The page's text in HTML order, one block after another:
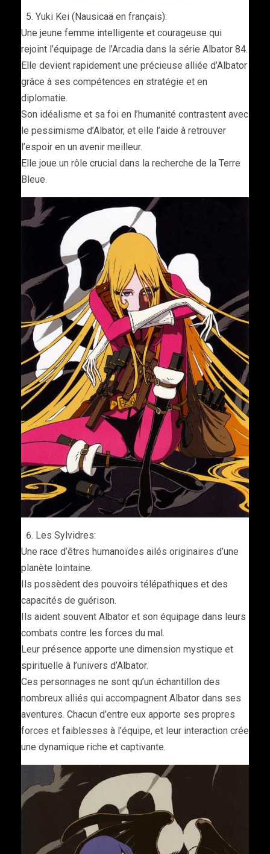
Yuki Kei (Nausicaä en français):
Une jeune femme intelligente et courageuse qui
rejoint l’équipage de l’Arcadia dans la série Albator 84.
Elle devient rapidement une précieuse alliée d’Albator
grâce à ses compétences en stratégie et en
diplomatie.
Son idéalisme et sa foi en l’humanité contrastent avec
le pessimisme d’Albator, et elle l’aide à retrouver
l’espoir en un avenir meilleur.
Elle joue un rôle crucial dans la recherche de la Terre
Bleue.
Les Sylvidres:
Une race d’êtres humanoïdes ailés originaires d’une
planète lointaine.
Ils possèdent des pouvoirs télépathiques et des
capacités de guérison.
Ils aident souvent Albator et son équipage dans leurs
combats contre les forces du mal.
Leur présence apporte une dimension mystique et
spirituelle à l’univers d’Albator.
Ces personnages ne sont qu’un échantillon des
nombreux alliés qui accompagnent Albator dans ses
aventures. Chacun d’entre eux apporte ses propres
forces et faiblesses à l’équipe, et leur interaction crée
une dynamique riche et captivante.